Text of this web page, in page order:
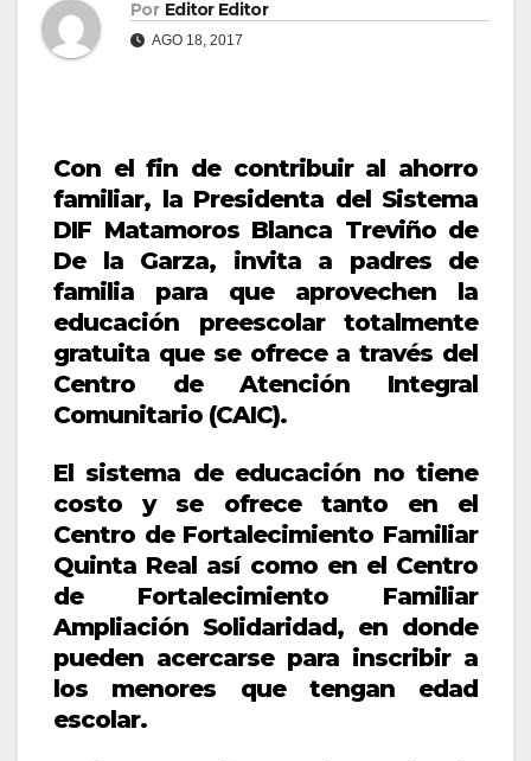
Por Editor Editor
AGO 18, 2017
Con el fin de contribuir al ahorro
familiar, la Presidenta del Sistema
DIF Matamoros Blanca Treviño de
De la Garza, invita a padres de
familia para que aprovechen la
educación preescolar totalmente
gratuita que se ofrece a través del
Centro de Atención Integral
Comunitario (CAIC).
El sistema de educación no tiene
costo y se ofrece tanto en el
Centro de Fortalecimiento Familiar
Quinta Real así como en el Centro
de Fortalecimiento Familiar
Ampliación Solidaridad, en donde
pueden acercarse para inscribir a
los menores que tengan edad
escolar.